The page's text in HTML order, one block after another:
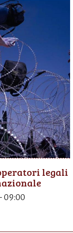
legali
09:00